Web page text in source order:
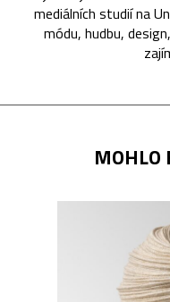
mediálních studií na
módu, hudbu,
MOHLO